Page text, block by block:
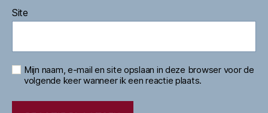
Site
Mijn naam, e-mail en site opslaan in deze browser voor de
volgende keer wanneer ik een reactie plaats.